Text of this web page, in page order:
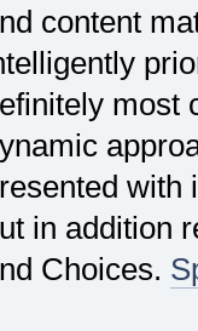
content
most
with
in addition
Choices.